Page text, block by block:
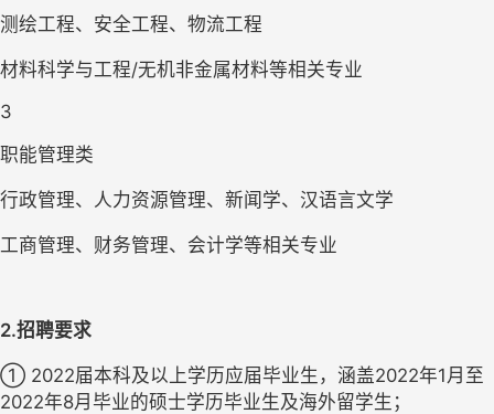
测绘工程、安全工程、物流工程
材料科学与工程/无机非金属材料等相关专业
3
职能管理类
行政管理、人力资源管理、新闻学、汉语言文学
工商管理、财务管理、会计学等相关专业
2.招聘要求
① 2022届本科及以上学历应届毕业生，涵盖2022年1月至
2022年8月毕业的硕士学历毕业生及海外留学生；